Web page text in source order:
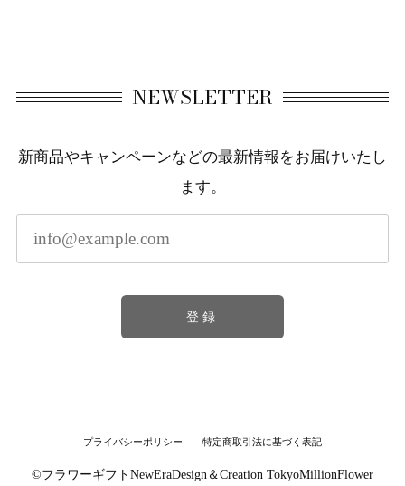
NEWSLETTER
新商品やキャンペーンなどの最新情報をお届けいたし
ます。
登録
プライバシーポリシー 特定商取引法に基づく表記
©︎フラワーギフトNewEraDesign＆Creation TokyoMillionFlower